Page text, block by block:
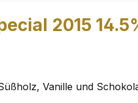
2015
Vanille und